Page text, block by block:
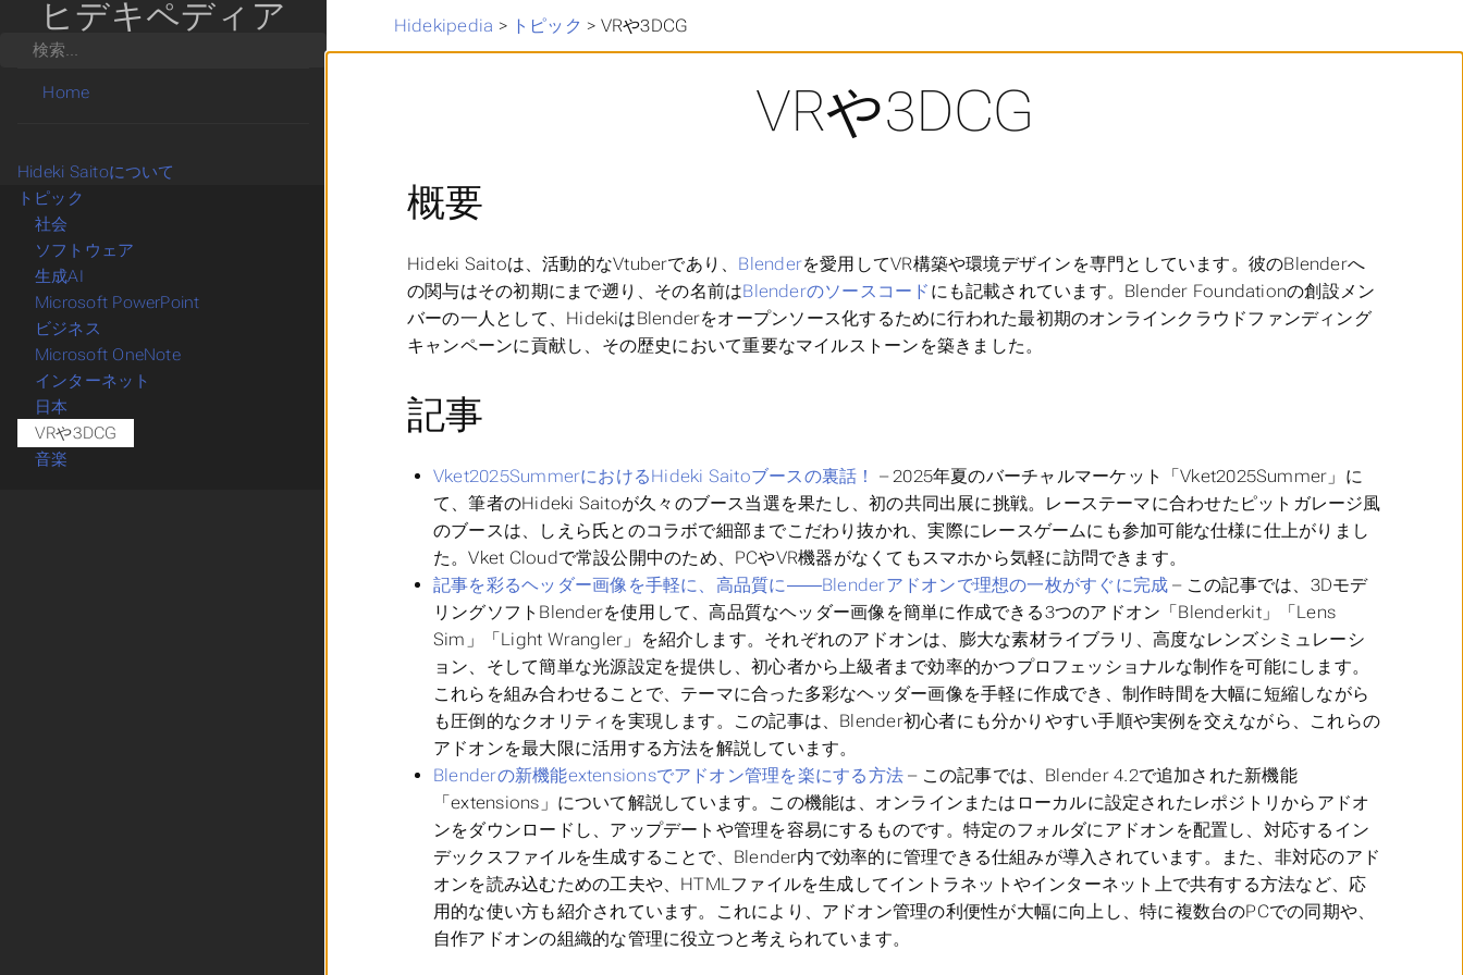
Hidekipedia > トピック > VRや3DCG
VRや3DCG
概要
Hideki Saitoは、活動的なVtuberであり、 Blenderを愛用してVR構築や環境デザインを専門としています。彼のBlenderへ
の関与はその初期にまで遡り、その名前はBlenderのソースコード にも記載されています。Blender Foundationの創設メン
バーの一人として、HidekiはBlenderをオープンソース化するために行われた最初期のオンラインクラウドファンディング
キャンペーンに貢献し、その歴史において重要なマイルストーンを築きました。
記事
Vket2025SummerにおけるHideki Saitoブースの裏話！
– 2025年夏のバーチャルマーケット「Vket2025Summer」に
て、筆者のHideki Saitoが久々のブース当選を果たし、初の共同出展に挑戦。レーステーマに合わせたピットガレージ風
のブースは、しえら氏とのコラボで細部までこだわり抜かれ、実際にレースゲームにも参加可能な仕様に仕上がりまし
た。Vket Cloudで常設公開中のため、PCやVR機器がなくてもスマホから気軽に訪問できます。
記事を彩るヘッダー画像を手軽に、高品質に――Blenderアドオンで理想の一枚がすぐに完成 – この記事では、3Dモデ
リングソフトBlenderを使用して、高品質なヘッダー画像を簡単に作成できる3つのアドオン「Blenderkit」「Lens
Sim」「Light Wrangler」を紹介します。それぞれのアドオンは、膨大な素材ライブラリ、高度なレンズシミュレーシ
ョン、そして簡単な光源設定を提供し、初心者から上級者まで効率的かつプロフェッショナルな制作を可能にします。
これらを組み合わせることで、テーマに合った多彩なヘッダー画像を手軽に作成でき、制作時間を大幅に短縮しながら
も圧倒的なクオリティを実現します。この記事は、Blender初心者にも分かりやすい手順や実例を交えながら、これらの
アドオンを最大限に活用する方法を解説しています。
Blenderの新機能extensionsでアドオン管理を楽にする方法– この記事では、Blender 4.2で追加された新機能
「extensions」について解説しています。この機能は、オンラインまたはローカルに設定されたレポジトリからアドオ
ンをダウンロードし、アップデートや管理を容易にするものです。特定のフォルダにアドオンを配置し、対応するイン
デックスファイルを生成することで、Blender内で効率的に管理できる仕組みが導入されています。また、非対応のアド
オンを読み込むための工夫や、HTMLファイルを生成してイントラネットやインターネット上で共有する方法など、応
用的な使い方も紹介されています。これにより、アドオン管理の利便性が大幅に向上し、特に複数台のPCでの同期や、
自作アドオンの組織的な管理に役立つと考えられています。
ヒデキペディア
検索
Home
Hideki Saitoについて
トピック
社会
ソフトウェア
生成AI
Microsoft PowerPoint
ビジネス
Microsoft OneNote
インターネット
日本
VRや3DCG
音楽